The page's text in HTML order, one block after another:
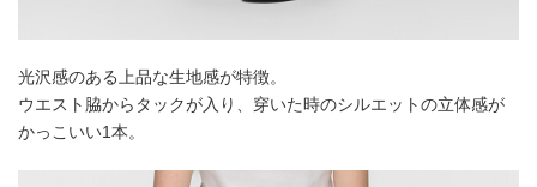
光沢感のある上品な生地感が特徴。
ウエスト脇からタックが入り、穿いた時のシルエットの立体感が
かっこいい1本。